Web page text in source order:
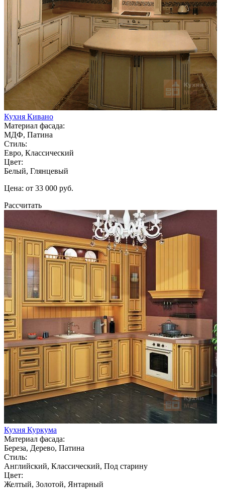
Кухня Кивано
Материал фасада:
МДФ, Патина
Стиль:
Евро, Классический
Цвет:
Белый, Глянцевый
Цена: от 33 000 руб.
Рассчитать
Кухня Куркума
Материал фасада:
Береза, Дерево, Патина
Стиль:
Английский, Классический, Под старину
Цвет:
Желтый, Золотой, Янтарный